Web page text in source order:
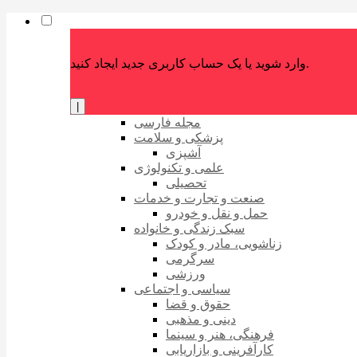
وارد شوید یا یک حساب کاربری جدید ایجاد کنید.
مجله فارسی
پزشکی و سلامت
آشپزی
علمی و تکنولوژی
تحصیلی
صنعت و تجارت و خدمات
حمل و نقل و خودرو
سبک زندگی و خانواده
زناشویی، مادر و کودک
سرگرمی
ورزشی
سیاسی و اجتماعی
حقوق و قضا
دینی و مذهبی
فرهنگی، هنر و سینما
کارآفرینی و بازاریابی